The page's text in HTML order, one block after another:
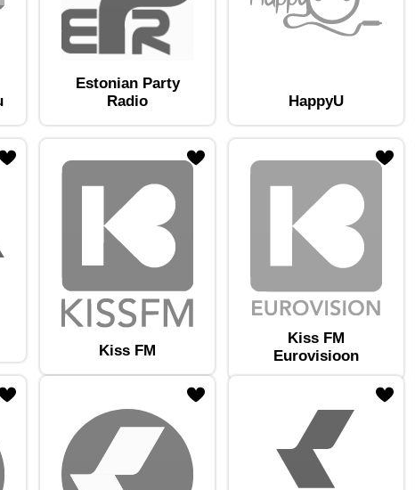
Estonian Party
Radio
HappyU
Kiss FM
Kiss FM
Eurovisioon
hulkaLisa raadiojaam lemmikute hulkaLisa raadiojaam lemmikute hulka
hulkaLisa raadiojaam lemmikute hulkaLisa raadiojaam lemmikute hulka